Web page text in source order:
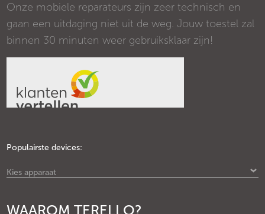
Onze mobiele reparateurs zijn zeer technisch en
gaan een uitdaging niet uit de weg. Jouw toestel zal
binnen 30 minuten weer gebruiksklaar zijn!
Populairste devices:
Kies apparaat
WAAROM TERELLO?